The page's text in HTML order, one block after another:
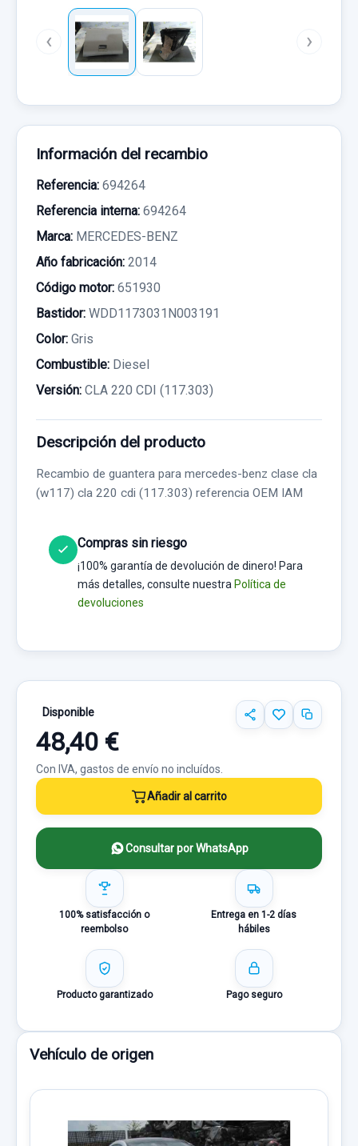
‹ ›
Información del recambio
Referencia: 694264
Referencia interna: 694264
Marca: MERCEDES-BENZ
Año fabricación: 2014
Código motor: 651930
Bastidor: WDD1173031N003191
Color: Gris
Combustible: Diesel
Versión: CLA 220 CDI (117.303)
Descripción del producto
Recambio de guantera para mercedes-benz clase cla
(w117) cla 220 cdi (117.303) referencia OEM IAM
Compras sin riesgo
¡100% garantía de devolución de dinero! Para
más detalles, consulte nuestra Política de
devoluciones
Disponible
48,40 €
Con IVA, gastos de envío no incluídos.
Añadir al carrito
Consultar por WhatsApp
100% satisfacción o
reembolso
Entrega en 1-2 días
hábiles
Producto garantizado Pago seguro
Vehículo de origen